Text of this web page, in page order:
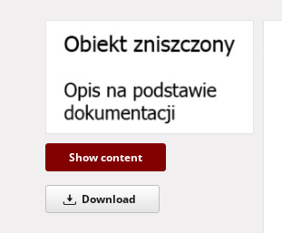
Show content
Download